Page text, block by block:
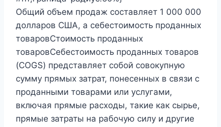
Общий объем продаж составляет 1 000 000
долларов США, а себестоимость проданных
товаровСтоимость проданных
товаровСебестоимость проданных товаров
(COGS) представляет собой совокупную
сумму прямых затрат, понесенных в связи с
проданными товарами или услугами,
включая прямые расходы, такие как сырье,
прямые затраты на рабочую силу и другие